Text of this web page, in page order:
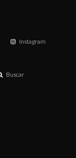
Instagram
Buscar